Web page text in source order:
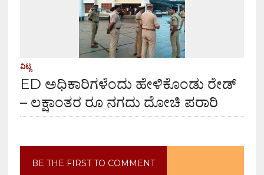
ವಿಟ್ಲ
ED ಅಧಿಕಾರಿಗಳೆಂದು ಹೇಳಿಕೊಂಡು ರೇಡ್
– ಲಕ್ಷಾಂತರ ರೂ ನಗದು ದೋಚಿ ಪರಾರಿ
BE THE FIRST TO COMMENT